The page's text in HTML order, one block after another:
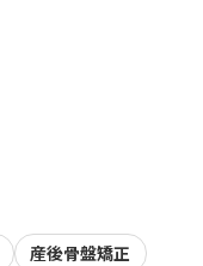
産後骨盤矯正